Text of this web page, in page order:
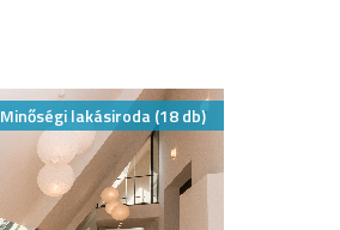
Minőségi lakásiroda (18 db)